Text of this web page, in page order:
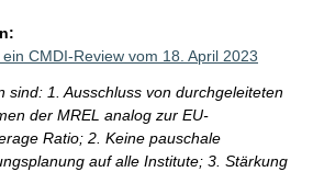
CMDI-Review vom 18. April 2023
sind: 1. Ausschluss von durchgeleiteten
der MREL analog zur EU-
Ratio; 2. Keine pauschale
auf alle Institute; 3. Stärkung